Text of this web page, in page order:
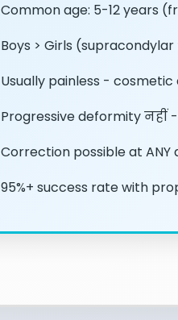
Common age: 5-12 years
Boys > Girls
Usually painless -
Progressive deformity नहीं
Correction possible at ANY
95%+ success rate with